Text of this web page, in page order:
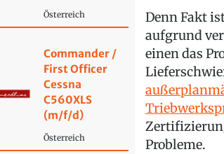
Österreich
Commander /
First Officer
Cessna
C560XLS
(m/f/d)
Österreich
Denn Fakt
aufgrund
einen das
Probleme.